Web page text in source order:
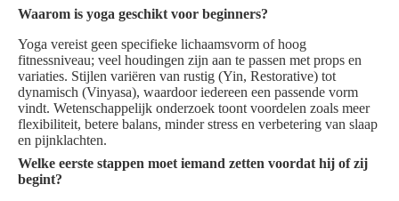
Waarom is yoga geschikt voor beginners?
Yoga vereist geen specifieke lichaamsvorm of hoog
fitnessniveau; veel houdingen zijn aan te passen met props en
variaties. Stijlen variëren van rustig (Yin, Restorative) tot
dynamisch (Vinyasa), waardoor iedereen een passende vorm
vindt. Wetenschappelijk onderzoek toont voordelen zoals meer
flexibiliteit, betere balans, minder stress en verbetering van slaap
en pijnklachten.
Welke eerste stappen moet iemand zetten voordat hij of zij
begint?